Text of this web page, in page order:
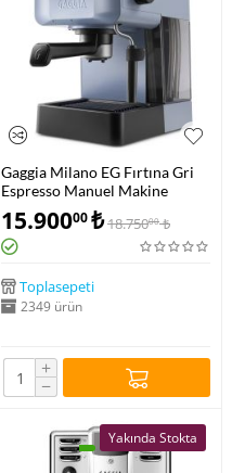
Gaggia Milano EG Fırtına Gri
Espresso Manuel Makine
EG2109/04
15.90000₺18.75000 ₺
Toplasepeti
2349 ürün
+
−
Yakında Stokta